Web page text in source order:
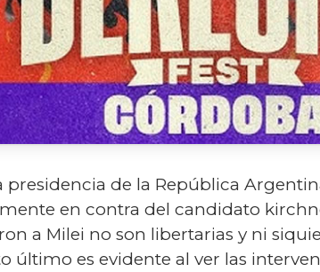
presidencia de la República
en contra del candidato
a Milei no son libertarias y ni
último es evidente al ver las